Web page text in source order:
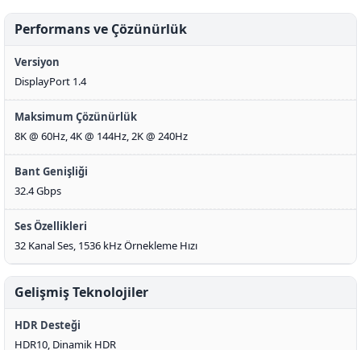
Performans ve Çözünürlük
Versiyon
DisplayPort 1.4
Maksimum Çözünürlük
8K @ 60Hz, 4K @ 144Hz, 2K @ 240Hz
Bant Genişliği
32.4 Gbps
Ses Özellikleri
32 Kanal Ses, 1536 kHz Örnekleme Hızı
Gelişmiş Teknolojiler
HDR Desteği
HDR10, Dinamik HDR